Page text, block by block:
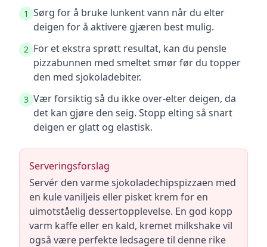
1 Sørg for å bruke lunkent vann når du elter
deigen for å aktivere gjæren best mulig.
2 For et ekstra sprøtt resultat, kan du pensle
pizzabunnen med smeltet smør før du topper
den med sjokoladebiter.
3 Vær forsiktig så du ikke over-elter deigen, da
det kan gjøre den seig. Stopp elting så snart
deigen er glatt og elastisk.
Serveringsforslag
Servér den varme sjokoladechipspizzaen med
en kule vaniljeis eller pisket krem for en
uimotståelig dessertopplevelse. En god kopp
varm kaffe eller en kald, kremet milkshake vil
også være perfekte ledsagere til denne rike